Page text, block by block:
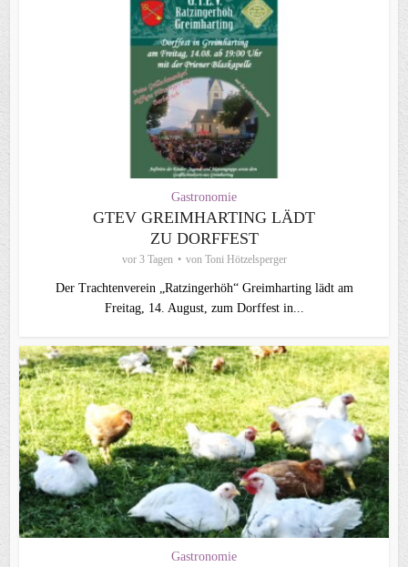
Gastronomie
GTEV GREIMHARTING LÄDT
ZU DORFFEST
vor 3 Tagen von Toni Hötzelsperger
Der Trachtenverein „Ratzingerhöh“ Greimharting lädt am
Freitag, 14. August, zum Dorffest in...
Gastronomie